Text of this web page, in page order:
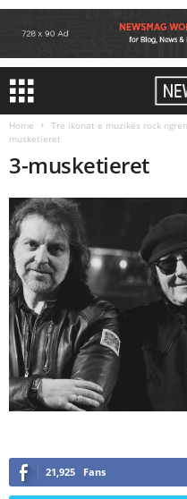
Home Tre ikonat e muzikës rock
musketieret
3-musketieret
21,925 Fans